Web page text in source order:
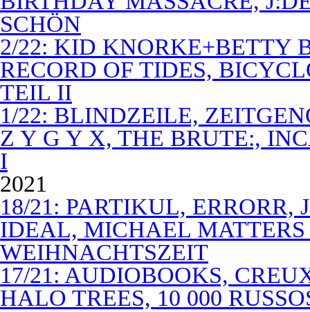
SCHÖN
2/22: KID KNORKE+BETTY
RECORD OF TIDES,
TEIL II
1/22: BLINDZEILE,
Z Y G Y X, THE BRUTE:,
I
2021
18/21: PARTIKUL,
IDEAL, MICHAEL
WEIHNACHTSZEIT
17/21: AUDIOBOOKS,
HALO TREES, 10 000